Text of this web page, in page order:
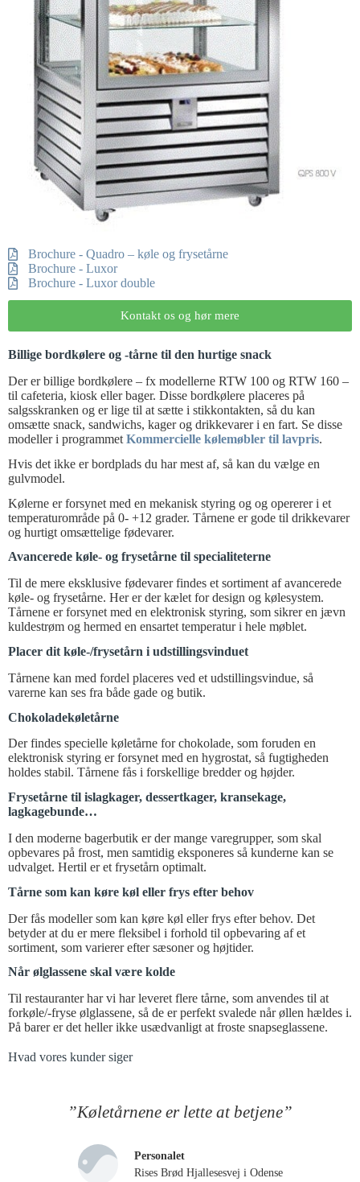
Brochure - Quadro – køle og frysetårne
Brochure - Luxor
Brochure - Luxor double
Kontakt os og hør mere
Billige bordkølere og -tårne til den hurtige snack
Der er billige bordkølere – fx modellerne RTW 100 og RTW 160 –
til cafeteria, kiosk eller bager. Disse bordkølere placeres på
salgsskranken og er lige til at sætte i stikkontakten, så du kan
omsætte snack, sandwichs, kager og drikkevarer i en fart. Se disse
modeller i programmet Kommercielle kølemøbler til lavpris.
Hvis det ikke er bordplads du har mest af, så kan du vælge en
gulvmodel.
Kølerne er forsynet med en mekanisk styring og og opererer i et
temperaturområde på 0- +12 grader. Tårnene er gode til drikkevarer
og hurtigt omsættelige fødevarer.
Avancerede køle- og frysetårne til specialiteterne
Til de mere eksklusive fødevarer findes et sortiment af avancerede
køle- og frysetårne. Her er der kælet for design og kølesystem.
Tårnene er forsynet med en elektronisk styring, som sikrer en jævn
kuldestrøm og hermed en ensartet temperatur i hele møblet.
Placer dit køle-/frysetårn i udstillingsvinduet
Tårnene kan med fordel placeres ved et udstillingsvindue, så
varerne kan ses fra både gade og butik.
Chokoladekøletårne
Der findes specielle køletårne for chokolade, som foruden en
elektronisk styring er forsynet med en hygrostat, så fugtigheden
holdes stabil. Tårnene fås i forskellige bredder og højder.
Frysetårne til islagkager, dessertkager, kransekage,
lagkagebunde…
I den moderne bagerbutik er der mange varegrupper, som skal
opbevares på frost, men samtidig eksponeres så kunderne kan se
udvalget. Hertil er et frysetårn optimalt.
Tårne som kan køre køl eller frys efter behov
Der fås modeller som kan køre køl eller frys efter behov. Det
betyder at du er mere fleksibel i forhold til opbevaring af et
sortiment, som varierer efter sæsoner og højtider.
Når ølglassene skal være kolde
Til restauranter har vi har leveret flere tårne, som anvendes til at
forkøle/-fryse ølglassene, så de er perfekt svalede når øllen hældes i.
På barer er det heller ikke usædvanligt at froste snapseglassene.
Hvad vores kunder siger
”Køletårnene er lette at betjene”
Personalet
Rises Brød Hjallesesvej i Odense